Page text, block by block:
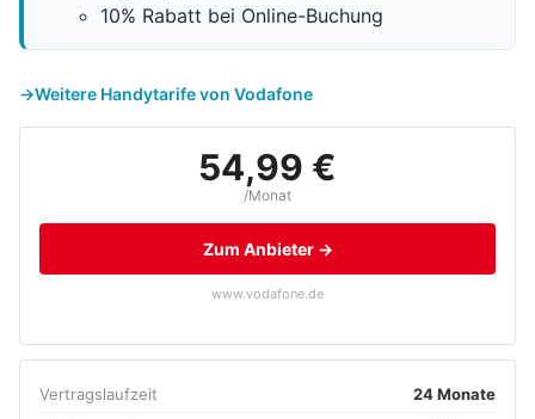
10% Rabatt bei Online-Buchung
Weitere Handytarife von Vodafone
54,99 €
/Monat
Zum Anbieter →
www.vodafone.de
Vertragslaufzeit
24 Monate